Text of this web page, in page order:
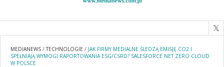
MEDIANEWS /TECHNOLOGIE / JAK FIRMY MEDIALNE ŚLEDZĄ EMISJĘ CO2 I
SPEŁNIAJĄ WYMOGI RAPORTOWANIA ESG/CSRD? SALESFORCE NET ZERO CLOUD
W POLSCE